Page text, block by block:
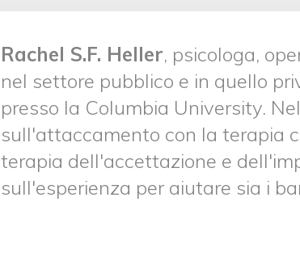
Rachel S.F. Heller, psicologa,
nel settore pubblico e in quello
presso la Columbia University.
sull'attaccamento con la terapia
terapia dell'accettazione e
sull'esperienza per aiutare sia i